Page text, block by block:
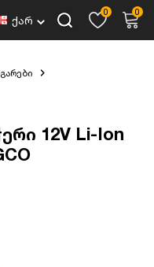
ქარ
0 0
12V Li-Ion